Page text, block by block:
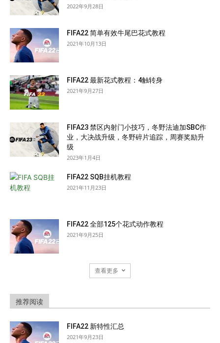
2022年9月28日
FIFA22 简单有效牛尾巴花式教程
2021年10月13日
FIFA22 最新花式教程：4触转身
2021年9月27日
FIFA23 禁区内射门小技巧，冬野法迪加SBC作
业，大决战升级，冬野碎片追踪，周赛奖励升
级
2023年1月4日
FIFA22 SQB挂机教程
2021年11月23日
FIFA22 全部125个花式动作教程
2021年9月25日
查看更多
推荐阅读
FIFA22 新特性汇总
2021年9月23日